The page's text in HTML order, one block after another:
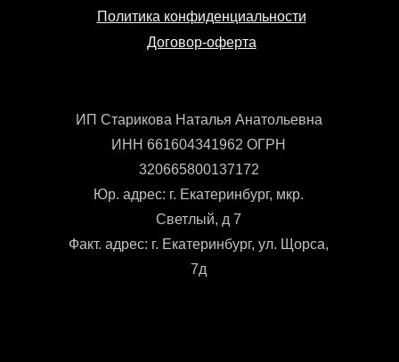
ИП Старикова Наталья Анатольевна
ИНН 661604341962 ОГРН
320665800137172
Юр. адрес: г. Екатеринбург, мкр.
Светлый, д 7
Факт. адрес: г. Екатеринбург, ул. Щорса,
7д
Политика конфиденциальности
Договор-оферта